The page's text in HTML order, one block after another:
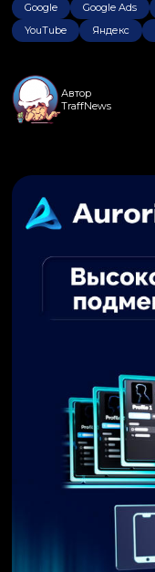
Google
Google Ads
YouTube
Яндекс
Автор
TraffNews